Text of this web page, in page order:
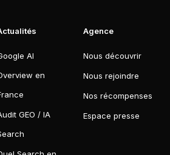
AI
en
GEO / IA
Agence
Nous découvrir
Nous rejoindre
Nos récompenses
Espace presse